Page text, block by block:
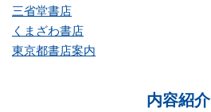
三省堂書店
くまざわ書店
東京都書店案内
内容紹介